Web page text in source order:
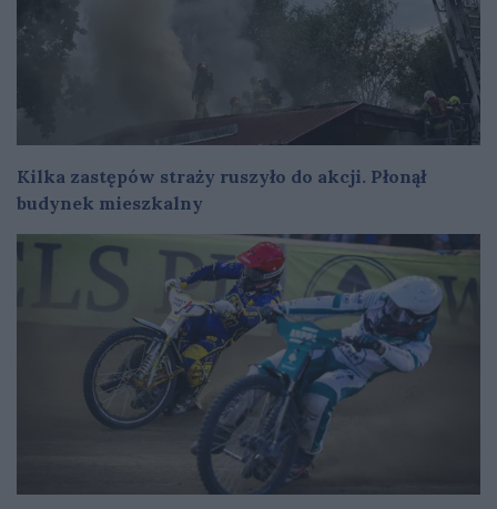
Kilka zastępów straży ruszyło do akcji. Płonął
budynek mieszkalny